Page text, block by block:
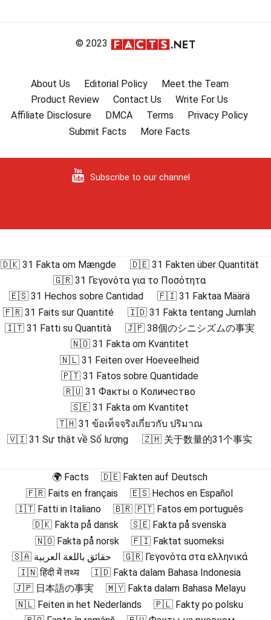
© 2023
About Us Editorial Policy
Meet the Team
Product Review
Contact Us
Write For Us
Affiliate Disclosure
DMCA Terms
Privacy Policy
Submit Facts
More Facts
Subscribe to our channel
🇩🇰 31 Fakta om Mængde
🇩🇪 31 Fakten über Quantität
🇬🇷 31 Γεγονότα για το Ποσότητα
🇪🇸 31 Hechos sobre Cantidad
🇫🇮 31 Faktaa Määrä
🇫🇷 31 Faits sur Quantité
🇮🇩 31 Fakta tentang Jumlah
🇮🇹 31 Fatti su Quantità
🇯🇵 38個のシニシズムの事実
🇳🇴 31 Fakta om Kvantitet
🇳🇱 31 Feiten over Hoeveelheid
🇵🇹 31 Fatos sobre Quantidade
🇷🇺 31 Факты о Количество
🇸🇪 31 Fakta om Kvantitet
🇹🇭 31 ข้อเท็จจริงเกี่ยวกับ ปริมาณ
🇻🇮 31 Sự thật về Số lượng
🇿🇭 关于数量的31个事实
🌍 Facts
🇩🇪 Fakten auf Deutsch
🇫🇷 Faits en français
🇪🇸 Hechos en Español
🇮🇹 Fatti in Italiano
🇧🇷 🇵🇹 Fatos em português
🇩🇰 Fakta på dansk
🇸🇪 Fakta på svenska
🇳🇴 Fakta på norsk
🇫🇮 Faktat suomeksi
🇸🇦 حقائق باللغة العربية
🇬🇷 Γεγονότα στα ελληνικά
🇮🇳 हिंदी में तथ्य
🇮🇩 Fakta dalam Bahasa Indonesia
🇯🇵 日本語の事実
🇲🇾 Fakta dalam Bahasa Melayu
🇳🇱 Feiten in het Nederlands
🇵🇱 Fakty po polsku